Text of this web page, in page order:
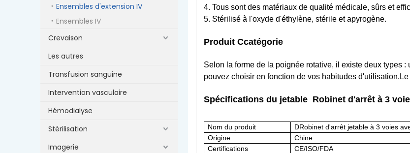
Ensembles d'extension IV
Ensembles IV
Crevaison
Les autres
Transfusion sanguine
Intervention vasculaire
Hémodialyse
Stérilisation
Imagerie
4. Tous sont des matériaux de qualité médicale, sûrs et
5. Stérilisé à l'oxyde d'éthylène, stérile et apyrogène.
Produit Ccatégorie
Selon la forme de la poignée rotative, il existe deux types
pouvez choisir en fonction de vos habitudes
Spécifications du jetable Robinet d'arrêt à 3
Nom du produit DRobinet d'arrêt jetable à 3 voies
Origine
Chine
Certifications
CE/ISO/FDA